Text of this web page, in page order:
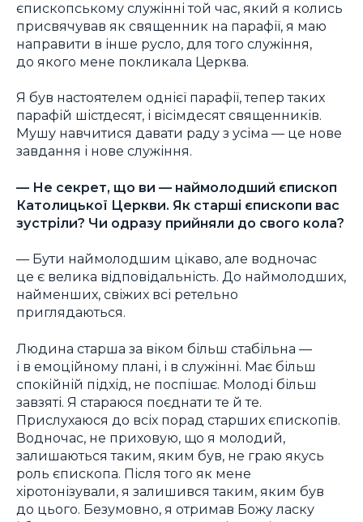
єпископському служінні той час, який я колись
присвячував як священник на парафії, я маю
направити в інше русло, для того служіння,
до якого мене покликала Церква.
Я був настоятелем однієї парафії, тепер таких
парафій шістдесят, і вісімдесят священників.
Мушу навчитися давати раду з усіма — це нове
завдання і нове служіння.
— Не секрет, що ви — наймолодший єпископ
Католицької Церкви. Як старші єпископи вас
зустріли? Чи одразу прийняли до свого кола?
— Бути наймолодшим цікаво, але водночас
це є велика відповідальність. До наймолодших,
найменших, свіжих всі ретельно
приглядаються.
Людина старша за віком більш стабільна —
і в емоційному плані, і в служінні. Має більш
спокійній підхід, не поспішає. Молоді більш
завзяті. Я стараюся поєднати те й те.
Прислухаюся до всіх порад старших єпископів.
Водночас, не приховую, що я молодий,
залишаються таким, яким був, не граю якусь
роль єпископа. Після того як мене
хіротонізували, я залишився таким, яким був
до цього. Безумовно, я отримав Божу ласку